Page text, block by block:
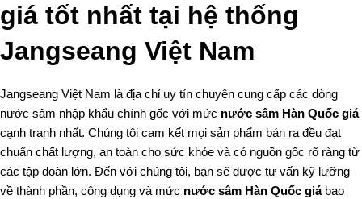
giá tốt nhất tại hệ thống
Jangseang Việt Nam
Jangseang Việt Nam là địa chỉ uy tín chuyên cung cấp các dòng
nước sâm nhập khẩu chính gốc với mức nước sâm Hàn Quốc giá
cạnh tranh nhất. Chúng tôi cam kết mọi sản phẩm bán ra đều đạt
chuẩn chất lượng, an toàn cho sức khỏe và có nguồn gốc rõ ràng từ
các tập đoàn lớn. Đến với chúng tôi, bạn sẽ được tư vấn kỹ lưỡng
về thành phần, công dụng và mức nước sâm Hàn Quốc giábao